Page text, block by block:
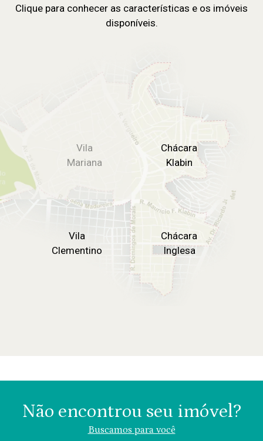
Clique para conhecer as características e os imóveis
disponíveis.
Vila
Mariana
Chácara
Klabin
Vila
Clementino
Chácara
Inglesa
Não encontrou seu imóvel?
Buscamos para você